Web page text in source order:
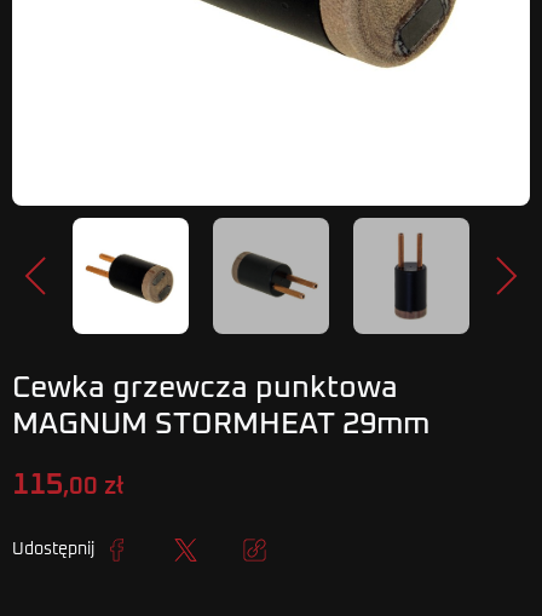
Poprzedni
Cewka grzewcza punktowa
MAGNUM STORMHEAT 29mm
115,00 zł
Udostępnij